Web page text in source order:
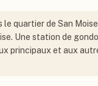
le quartier de San
Une station de
principaux et aux